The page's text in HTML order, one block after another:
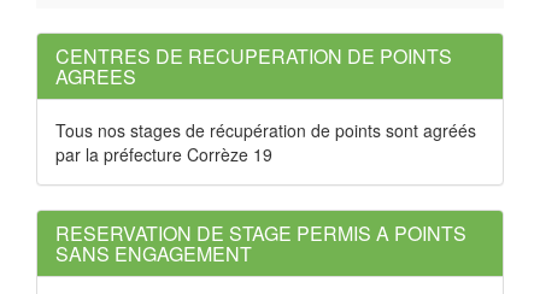
CENTRES DE RECUPERATION DE POINTS
AGREES
Tous nos stages de récupération de points sont agréés
par la préfecture Corrèze 19
RESERVATION DE STAGE PERMIS A POINTS
SANS ENGAGEMENT